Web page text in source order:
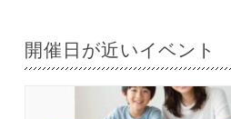
開催日が近いイベント